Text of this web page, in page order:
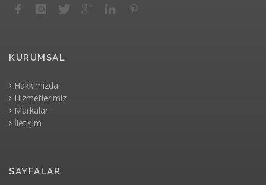
KURUMSAL
Hakkımızda
Hizmetlerimiz
Markalar
İletişim
SAYFALAR